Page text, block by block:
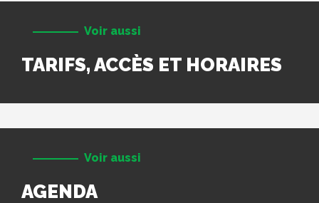
Voir aussi
TARIFS, ACCÈS ET HORAIRES
Voir aussi
AGENDA